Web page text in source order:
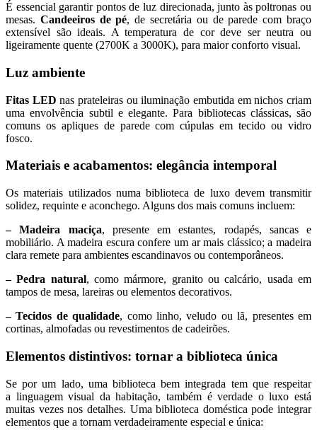
É essencial garantir pontos de luz direcionada, junto às poltronas ou
mesas. Candeeiros de pé, de secretária ou de parede com braço
extensível são ideais. A temperatura de cor deve ser neutra ou
ligeiramente quente (2700K a 3000K), para maior conforto visual.
Luz ambiente
Fitas LED nas prateleiras ou iluminação embutida em nichos criam
uma envolvência subtil e elegante. Para bibliotecas clássicas, são
comuns os apliques de parede com cúpulas em tecido ou vidro
fosco.
Materiais e acabamentos: elegância intemporal
Os materiais utilizados numa biblioteca de luxo devem transmitir
solidez, requinte e aconchego. Alguns dos mais comuns incluem:
– Madeira maciça, presente em estantes, rodapés, sancas e
mobiliário. A madeira escura confere um ar mais clássico; a madeira
clara remete para ambientes escandinavos ou contemporâneos.
– Pedra natural, como mármore, granito ou calcário, usada em
tampos de mesa, lareiras ou elementos decorativos.
– Tecidos de qualidade, como linho, veludo ou lã, presentes em
cortinas, almofadas ou revestimentos de cadeirões.
Elementos distintivos: tornar a biblioteca única
Se por um lado, uma biblioteca bem integrada tem que respeitar
a linguagem visual da habitação, também é verdade o luxo está
muitas vezes nos detalhes. Uma biblioteca doméstica pode integrar
elementos que a tornam verdadeiramente especial e única: